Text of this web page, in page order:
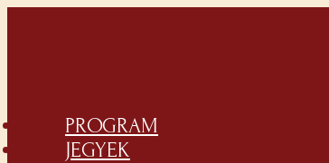
PROGRAM
JEGYEK